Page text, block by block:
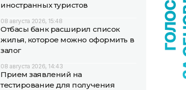
иностранных туристов
08 августа 2026, 15:48
Отбасы банк расширил список
жилья, которое можно оформить в
залог
08 августа 2026, 14:43
Прием заявлений на
тестирование для получения